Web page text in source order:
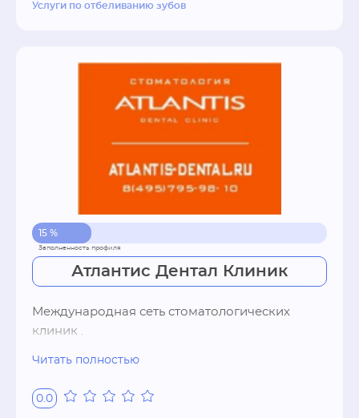
Услуги по отбеливанию зубов
15 %
Атлантис Дентал Клиник
Международная сеть стоматологических
клиник .
•  Протезированию зубов (восстановление
тканей, структуры, замещение утраченных
Читать полностью
0.0